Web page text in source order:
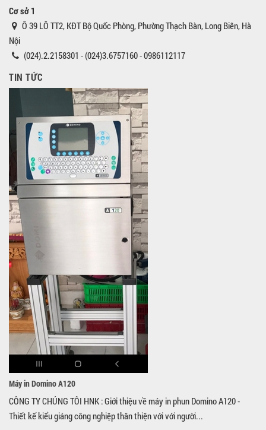
Cơ sở 1
Ô 39 LÔ TT2, KĐT Bộ Quốc Phòng, Phường Thạch Bàn, Long Biên, Hà
Nội
(024).2.2158301 - (024)3.6757160 - 0986112117
TIN TỨC
Máy in Domino A120
CÔNG TY CHÚNG TÔI HNK : Giới thiệu về máy in phun Domino A120 -
Thiết kế kiểu giáng công nghiệp thân thiện với với người...